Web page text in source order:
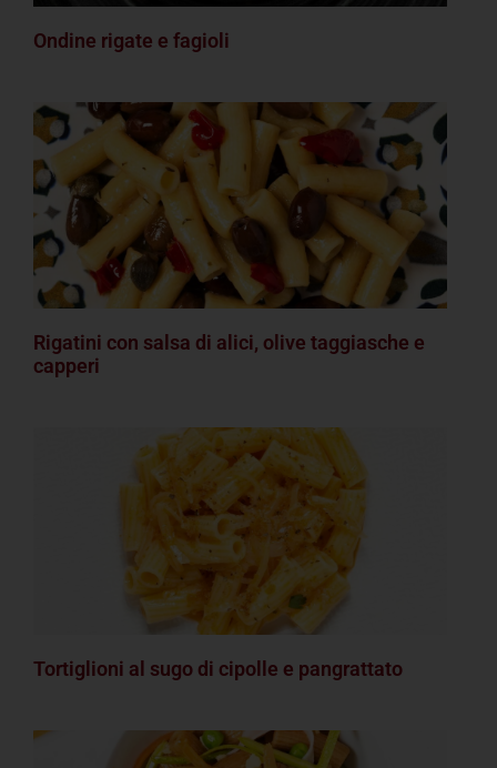
Ondine rigate e fagioli
Rigatini con salsa di alici, olive taggiasche e
capperi
Tortiglioni al sugo di cipolle e pangrattato